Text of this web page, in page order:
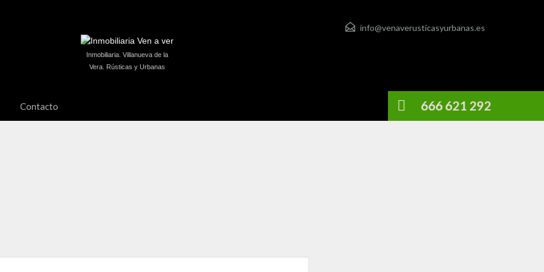
info@venaverusticasyurbanas.es
Inmobiliaria. Villanueva de la
Vera. Rústicas y Urbanas
Contacto 666 621 292